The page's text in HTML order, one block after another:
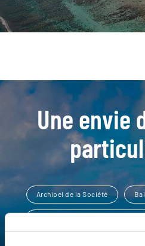
Une envie
Archipel de la Société